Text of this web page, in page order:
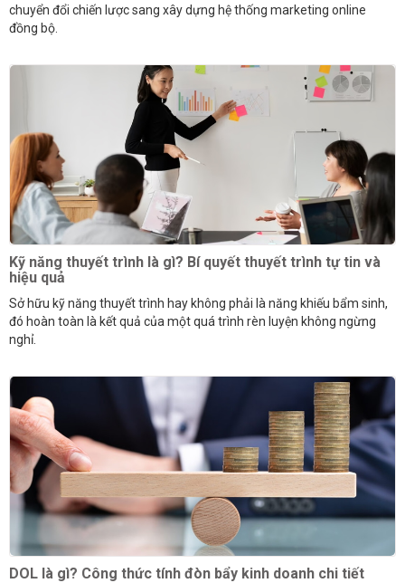
chuyển đổi chiến lược sang xây dựng hệ thống marketing online
đồng bộ.
Kỹ năng thuyết trình là gì? Bí quyết thuyết trình tự tin và
hiệu quả
Sở hữu kỹ năng thuyết trình hay không phải là năng khiếu bẩm sinh,
đó hoàn toàn là kết quả của một quá trình rèn luyện không ngừng
nghỉ.
DOL là gì? Công thức tính đòn bẩy kinh doanh chi tiết